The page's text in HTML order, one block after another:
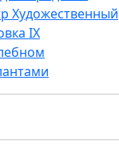
Художественный
IX